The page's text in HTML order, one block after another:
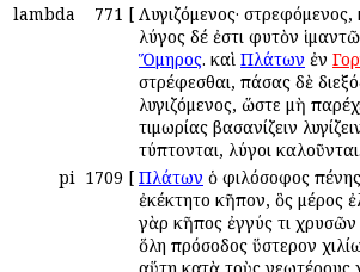
lambda
771 [ Λυγιζόμενος·
λύγος δέ ἐστι φυτὸν
Ὅμηρος. καὶ Πλάτων ἐν
στρέφεσθαι, πάσας δὲ
λυγιζόμενος, ὥστε μὴ
τιμωρίας βασανίζειν
τύπτονται, λύγοι καλοῦνται.
pi 1709 [ Πλάτων ὁ φιλόσοφος
ἐκέκτητο κῆπον, ὃς μέρος
γὰρ κῆπος ἐγγύς τι χρυσῶν
ὅλη πρόσοδος ὕστερον